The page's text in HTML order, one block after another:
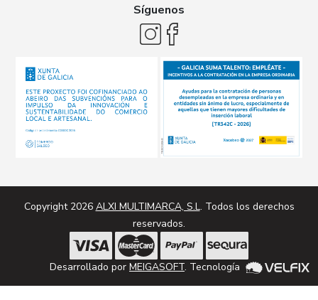
Síguenos
Copyright 2026 ALXI MULTIMARCA, S.L. Todos los derechos
reservados.
Desarrollado por MEIGASOFT. Tecnología